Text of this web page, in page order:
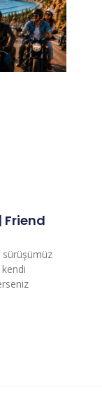
Friend
sürüşümüz